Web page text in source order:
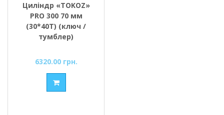
Циліндр «TOKOZ»
PRO 300 70 мм
(30*40T) (ключ /
тумблер)
6320.00 грн.